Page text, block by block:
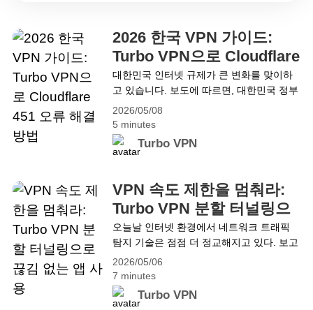
가 보안 인증이 발생하거나 신뢰된 계정에 대한
접근이 일시적으로 제한될 수도 있습니다.항상
&hellip; Continue reading 왜 Static IP VPN을 사
용해야 할까요? 항상 동일한 VPN IP 주소로 연
결하세요
2026/05/08
5 minutes
Turbo VPN
2026 한국 VPN 가이드:
Turbo VPN으로 Cloudflare
451 오류 해결 방법
대한민국 인터넷 규제가 큰 변화를 맞이하
고 있습니다. 보도에 따르면, 대한민국 정부
는 최근 저작권법 개정 이후 2026년 5월 11
일 터 새로운 “긴급 차단 시스템”을 정식 시
행할 예정입니다. 해당 시스템은 다음 주 월
요일부터 공식적으로 시행되지만, 이미 많
다. Allkpop 및 국내 커뮤니티의 보고에 따
르면, 당국은 사실상 즉각적인 사이트 차단
을 구현하기 위해 Cloudflare와 기술&hellip;
Continue reading 2026 한국 VPN 가이드:
Turbo VPN으로 Cloudflare 451 오류 해결
방법
2026/05/06
7 minutes
Turbo VPN
VPN 속도 제한을 멈춰라:
Turbo VPN 분할 터널링으
로 끊김 없는 앱 사용
오늘날 인터넷 환경에서 네트워크 트래픽
탐지 기술은 점점 더 정교해지고 있다. 보고
서에 따르면 주요 러시아 인터넷 서비스 플
랫폼들은 VPN 트래픽을 고급 수준으로 식
별하고 탐지하는 기술을 도입하라는 지시를
받은 것으로 나타났다. 이 규정에 따라 이러